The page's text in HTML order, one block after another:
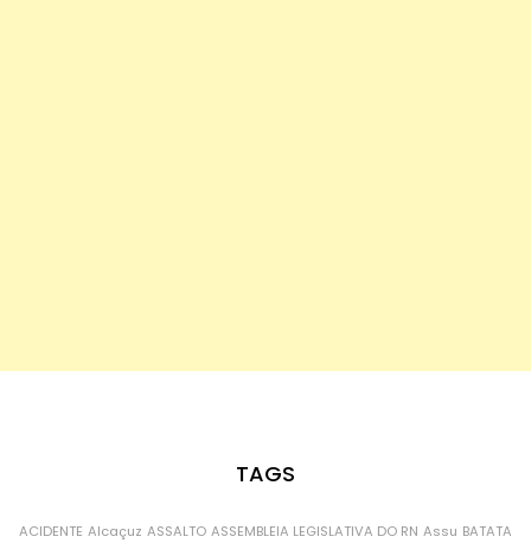
TAGS
ACIDENTE Alcaçuz ASSALTO ASSEMBLEIA LEGISLATIVA DO RN Assu BATATA